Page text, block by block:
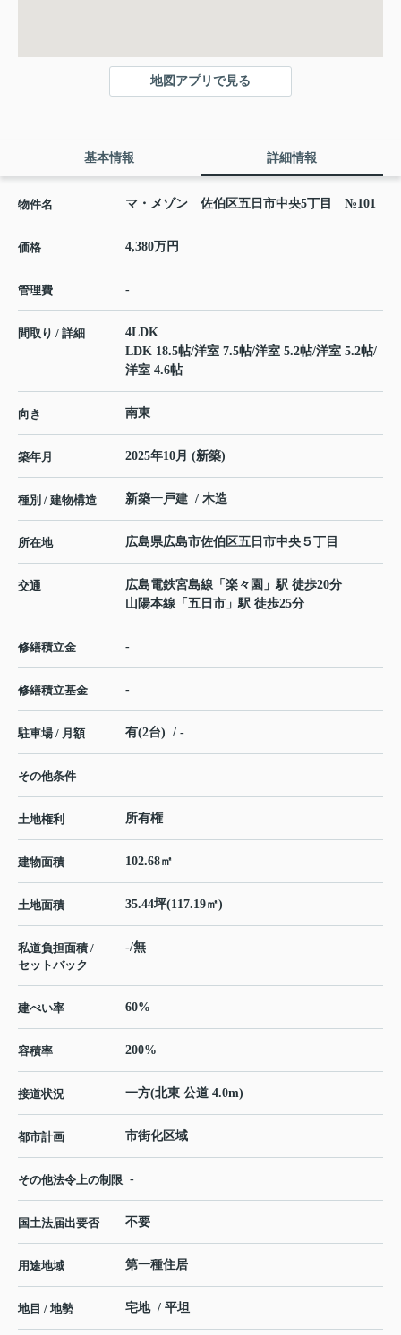
地図アプリで見る
基本情報 詳細情報
物件名 マ・メゾン 佐伯区五日市中央5丁目 №101
価格 4,380万円
管理費 -
間取り / 詳細
4LDK
LDK 18.5帖/洋室 7.5帖/洋室 5.2帖/洋室 5.2帖/
洋室 4.6帖
向き 南東
築年月 2025年10月 (新築)
種別 / 建物構造 新築一戸建 / 木造
所在地 広島県広島市佐伯区五日市中央 ５丁目
交通 広島電鉄宮島線 「 楽々園 」駅 徒歩20分
山陽本線 「 五日市 」駅 徒歩25分
修繕積立金 -
修繕積立基金 -
駐車場 / 月額 有(2台) / -
その他条件
土地権利 所有権
建物面積 102.68㎡
土地面積 35.44坪(117.19㎡)
私道負担面積 /
セットバック
-/無
建ぺい率 60%
容積率 200%
接道状況 一方(北東 公道 4.0m)
都市計画 市街化区域
その他法令上の制限 -
国土法届出要否 不要
用途地域 第一種住居
地目 / 地勢 宅地 / 平坦